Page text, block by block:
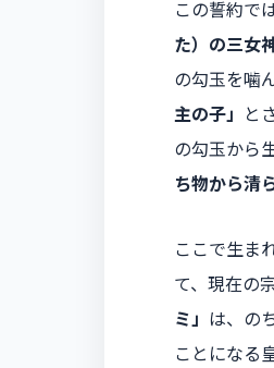
この誓約で
た）の三女
の勾玉を噛
主の子」 と
の勾玉から
ち物から清
ここで生ま
て、現在の
ミ」 は、の
ことになる